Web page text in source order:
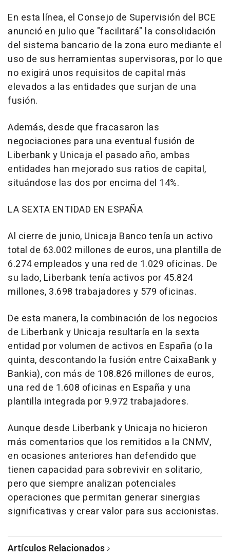
En esta línea, el Consejo de Supervisión del BCE
anunció en julio que "facilitará" la consolidación
del sistema bancario de la zona euro mediante el
uso de sus herramientas supervisoras, por lo que
no exigirá unos requisitos de capital más
elevados a las entidades que surjan de una
fusión.
Además, desde que fracasaron las
negociaciones para una eventual fusión de
Liberbank y Unicaja el pasado año, ambas
entidades han mejorado sus ratios de capital,
situándose las dos por encima del 14%.
LA SEXTA ENTIDAD EN ESPAÑA
Al cierre de junio, Unicaja Banco tenía un activo
total de 63.002 millones de euros, una plantilla de
6.274 empleados y una red de 1.029 oficinas. De
su lado, Liberbank tenía activos por 45.824
millones, 3.698 trabajadores y 579 oficinas.
De esta manera, la combinación de los negocios
de Liberbank y Unicaja resultaría en la sexta
entidad por volumen de activos en España (o la
quinta, descontando la fusión entre CaixaBank y
Bankia), con más de 108.826 millones de euros,
una red de 1.608 oficinas en España y una
plantilla integrada por 9.972 trabajadores.
Aunque desde Liberbank y Unicaja no hicieron
más comentarios que los remitidos a la CNMV,
en ocasiones anteriores han defendido que
tienen capacidad para sobrevivir en solitario,
pero que siempre analizan potenciales
operaciones que permitan generar sinergias
significativas y crear valor para sus accionistas.
Artículos Relacionados